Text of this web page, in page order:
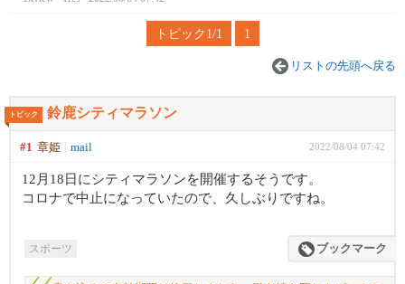
トピック1/1 1
リストの先頭へ戻る
トピック 鈴鹿シティマラソン
#1 章姫 mail 2022/08/04 07:42
12月18日にシティマラソンを開催するそうです。
コロナで中止になっていたので、久しぶりですね。
スポーツ ブックマーク